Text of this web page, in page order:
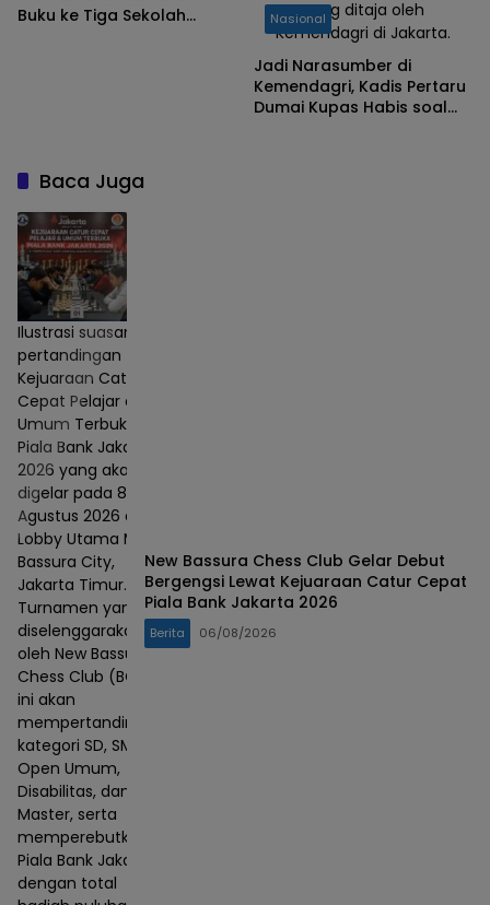
Buku ke Tiga Sekolah
yang ditaja oleh
Kemendagri di Jakarta.
Nasional
Jadi Narasumber di
Kemendagri, Kadis Pertaru
Dumai Kupas Habis soal
Baca Juga
Ilustrasi suasana
pertandingan
Kejuaraan Catur
Cepat Pelajar dan
Umum Terbuka
Piala Bank Jakarta
2026 yang akan
digelar pada 8–9
Agustus 2026 di
Lobby Utama Mall
Bassura City,
Jakarta Timur.
Turnamen yang
diselenggarakan
oleh New Bassura
Chess Club (BCC)
ini akan
mempertandingkan
kategori SD, SMP,
Open Umum,
Disabilitas, dan
Master, serta
memperebutkan
Piala Bank Jakarta
dengan total
New Bassura Chess Club Gelar Debut
Bergengsi Lewat Kejuaraan Catur Cepat
Piala Bank Jakarta 2026
Berita 06/08/2026